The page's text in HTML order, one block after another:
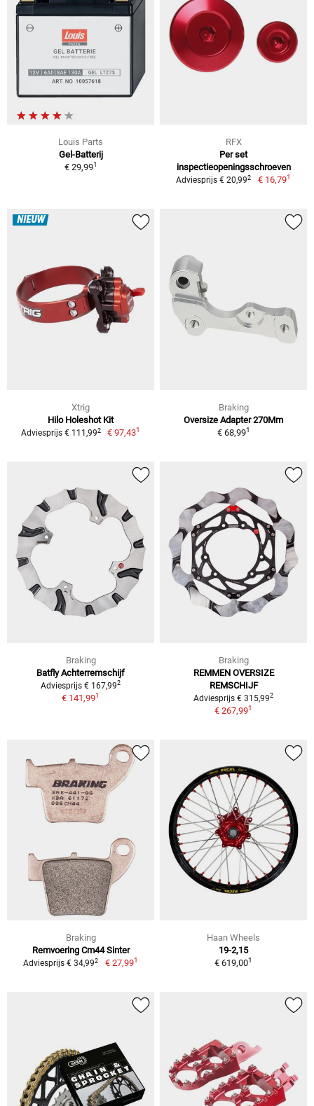
Louis Parts
Gel-Batterij
€ 29,991
RFX
Per set
inspectieopeningsschroeven
Adviesprijs € 20,992 € 16,791
NIEUW
Xtrig
Hilo Holeshot Kit
Adviesprijs € 111,992 € 97,431
Braking
Oversize Adapter 270Mm
€ 68,991
Braking
Batfly Achterremschijf
Adviesprijs € 167,992
€ 141,991
Braking
REMMEN OVERSIZE
REMSCHIJF
Adviesprijs € 315,992
€ 267,991
Braking
Remvoering Cm44 Sinter
Adviesprijs € 34,992 € 27,991
Haan Wheels
19-2,15
€ 619,001